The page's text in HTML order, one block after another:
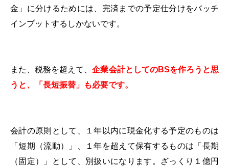
金」に分けるためには、完済までの予定仕分けをバッチ
インプットするしかないです。
また、税務を超えて、企業会計としてのBSを作ろうと思
うと、「長短振替」も必要です。
会計の原則として、１年以内に現金化する予定のものは
「短期（流動）」、１年を超えて保有するものは「長期
（固定）」として、別扱いになります。ざっくり１億円